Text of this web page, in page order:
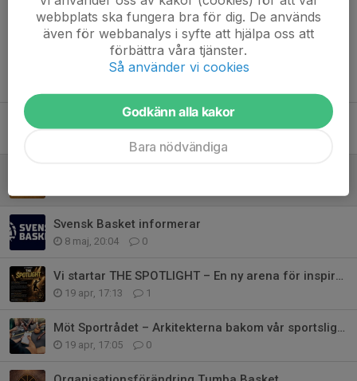
Sommarhälsning från Tumba Basket
Svensk Basket informerar
8 maj, 20:04 0
Vi startar THE SPOTLIGHT – En ny arena för inspiration och skills! 🏀✨
19 apr, 17:13 1
Möt Sportrådet – Arkitekterna bakom vår sportsliga utveckling!
19 apr, 17:05 0
webbplats ska fungera bra för dig. De används
även för webbanalys i syfte att hjälpa oss att
förbättra våra tjänster.
Så använder vi cookies
Godkänn alla kakor
Bara nödvändiga